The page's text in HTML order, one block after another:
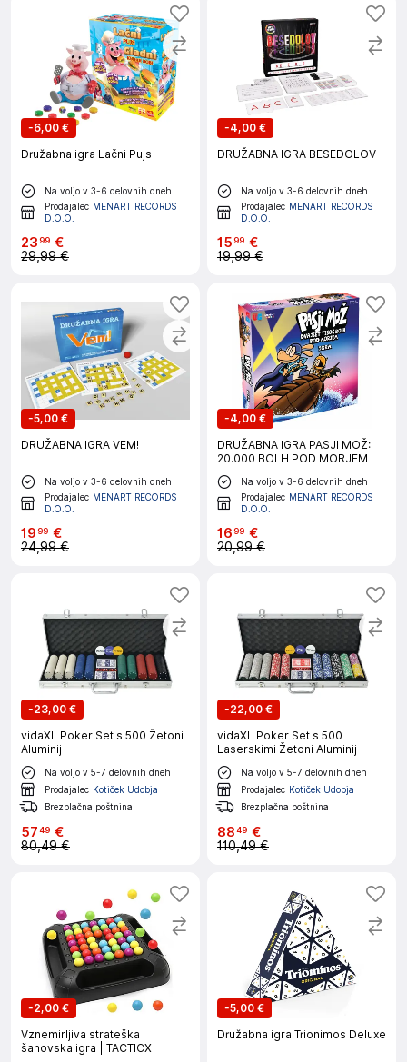
-6,00 €
Družabna igra Lačni Pujs
Na voljo v 3-6 delovnih dneh
Prodajalec MENART RECORDS
D.O.O.
2399 €
29,99 €
-4,00 €
DRUŽABNA IGRA BESEDOLOV
Na voljo v 3-6 delovnih dneh
Prodajalec MENART RECORDS
D.O.O.
1599 €
19,99 €
-5,00 €
DRUŽABNA IGRA VEM!
Na voljo v 3-6 delovnih dneh
Prodajalec MENART RECORDS
D.O.O.
1999 €
24,99 €
-4,00 €
DRUŽABNA IGRA PASJI MOŽ:
20.000 BOLH POD MORJEM
Na voljo v 3-6 delovnih dneh
Prodajalec MENART RECORDS
D.O.O.
1699 €
20,99 €
-23,00 €
vidaXL Poker Set s 500 Žetoni
Aluminij
Na voljo v 5-7 delovnih dneh
Prodajalec Kotiček Udobja
Brezplačna poštnina
5749 €
80,49 €
-22,00 €
vidaXL Poker Set s 500
Laserskimi Žetoni Aluminij
Na voljo v 5-7 delovnih dneh
Prodajalec Kotiček Udobja
Brezplačna poštnina
8849 €
110,49 €
-2,00 €
Vznemirljiva strateška
šahovska igra | TACTICX
-5,00 €
Družabna igra Trionimos Deluxe